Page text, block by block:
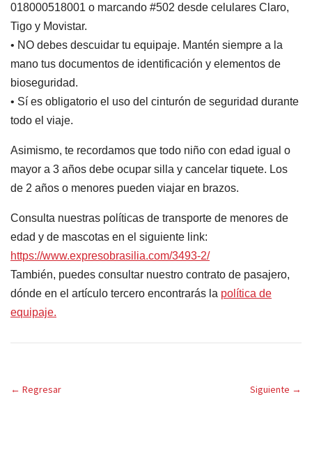
018000518001 o marcando #502 desde celulares Claro,
Tigo y Movistar.
• NO debes descuidar tu equipaje. Mantén siempre a la
mano tus documentos de identificación y elementos de
bioseguridad.
• Sí es obligatorio el uso del cinturón de seguridad durante
todo el viaje.
Asimismo, te recordamos que todo niño con edad igual o
mayor a 3 años debe ocupar silla y cancelar tiquete. Los
de 2 años o menores pueden viajar en brazos.
Consulta nuestras políticas de transporte de menores de
edad y de mascotas en el siguiente link:
https://www.expresobrasilia.com/3493-2/
También, puedes consultar nuestro contrato de pasajero,
dónde en el artículo tercero encontrarás la política de
equipaje.
← Regresar Siguiente →